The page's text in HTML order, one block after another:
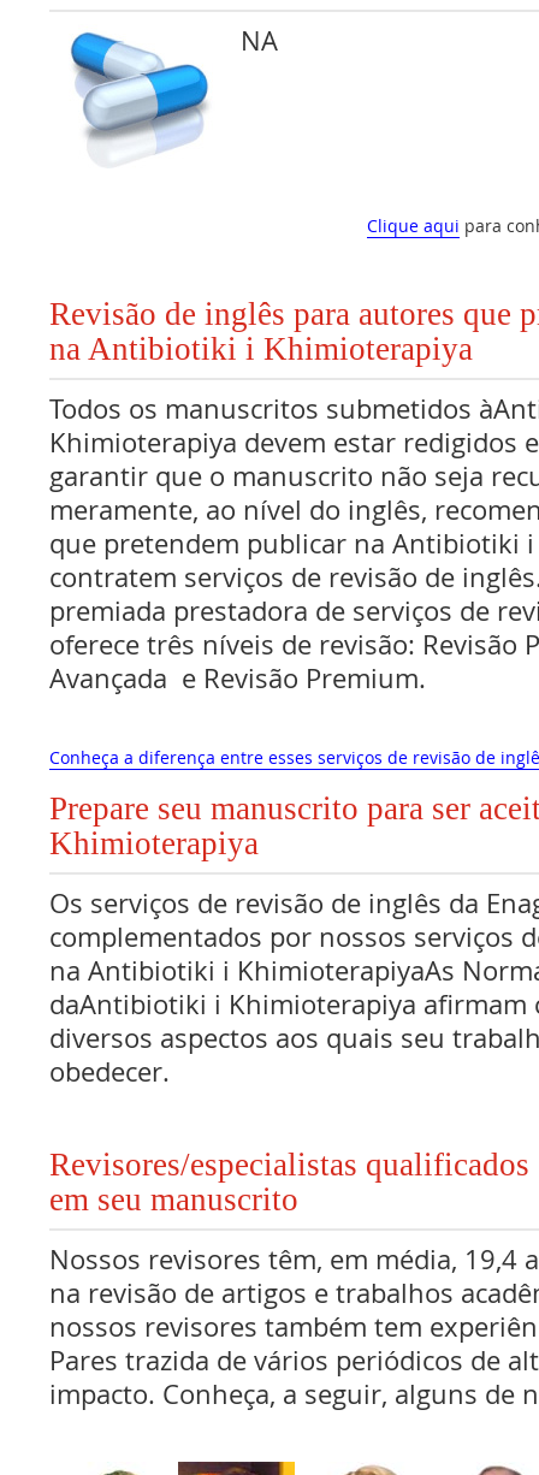
NA
Clique aqui para
Revisão de inglês para autores que
na Antibiotiki i Khimioterapiya
Todos os manuscritos submetidos
Khimioterapiya devem estar redigidos
garantir que o manuscrito não seja
meramente, ao nível do inglês,
que pretendem publicar na Antibiotiki
contratem serviços de revisão de
premiada prestadora de serviços de
oferece três níveis de revisão: Revisão
Avançada e Revisão Premium.
Conheça a diferença entre esses serviços de revisão de
Prepare seu manuscrito para ser
Khimioterapiya
Os serviços de revisão de inglês da
complementados por nossos serviços
na Antibiotiki i KhimioterapiyaAs
daAntibiotiki i Khimioterapiya afirmam
diversos aspectos aos quais seu
obedecer.
Revisores/especialistas
em seu manuscrito
Nossos revisores têm, em média, 19,4
na revisão de artigos e trabalhos
nossos revisores também tem
Pares trazida de vários periódicos de
impacto. Conheça, a seguir, alguns de